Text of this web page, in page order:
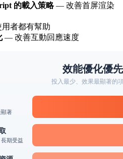
的載入策略— 改善首屏渲染
者都有幫助
— 改善互動回應速度